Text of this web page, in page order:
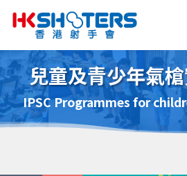
兒童及青少年氣
IPSC Programmes for